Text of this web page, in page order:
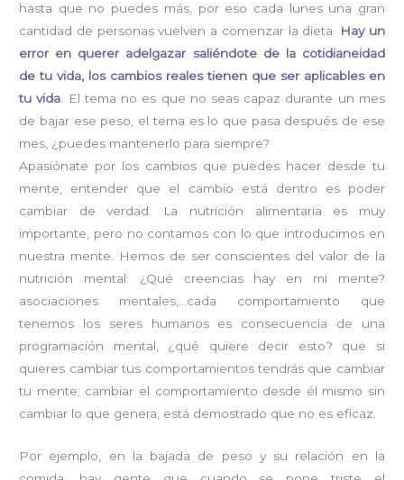
hasta que no puedes más, por eso cada lunes una gran
cantidad de personas vuelven a comenzar la dieta.
Hay un
error en querer adelgazar saliéndote de la cotidianeidad
de tu vida, los cambios reales tienen que ser aplicables en
tu vida . El tema no es que no seas capaz durante un mes
de bajar ese peso, el tema es lo que pasa después de ese
mes, ¿puedes mantenerlo para siempre?
Apasiónate por los cambios que puedes hacer desde tu
mente, entender que el cambio está dentro es poder
cambiar de verdad. La nutrición alimentaria es muy
importante, pero no contamos con lo que introducimos en
nuestra mente. Hemos de ser conscientes del valor de la
nutrición mental: ¿Qué creencias hay en mi mente?
asociaciones mentales,…cada comportamiento que
tenemos los seres humanos es consecuencia de una
programación mental, ¿qué quiere decir esto? que si
quieres cambiar tus comportamientos tendrás que cambiar
tu mente; cambiar el comportamiento desde él mismo sin
cambiar lo que genera, está demostrado que no es eficaz.
Por ejemplo, en la bajada de peso y su relación en la